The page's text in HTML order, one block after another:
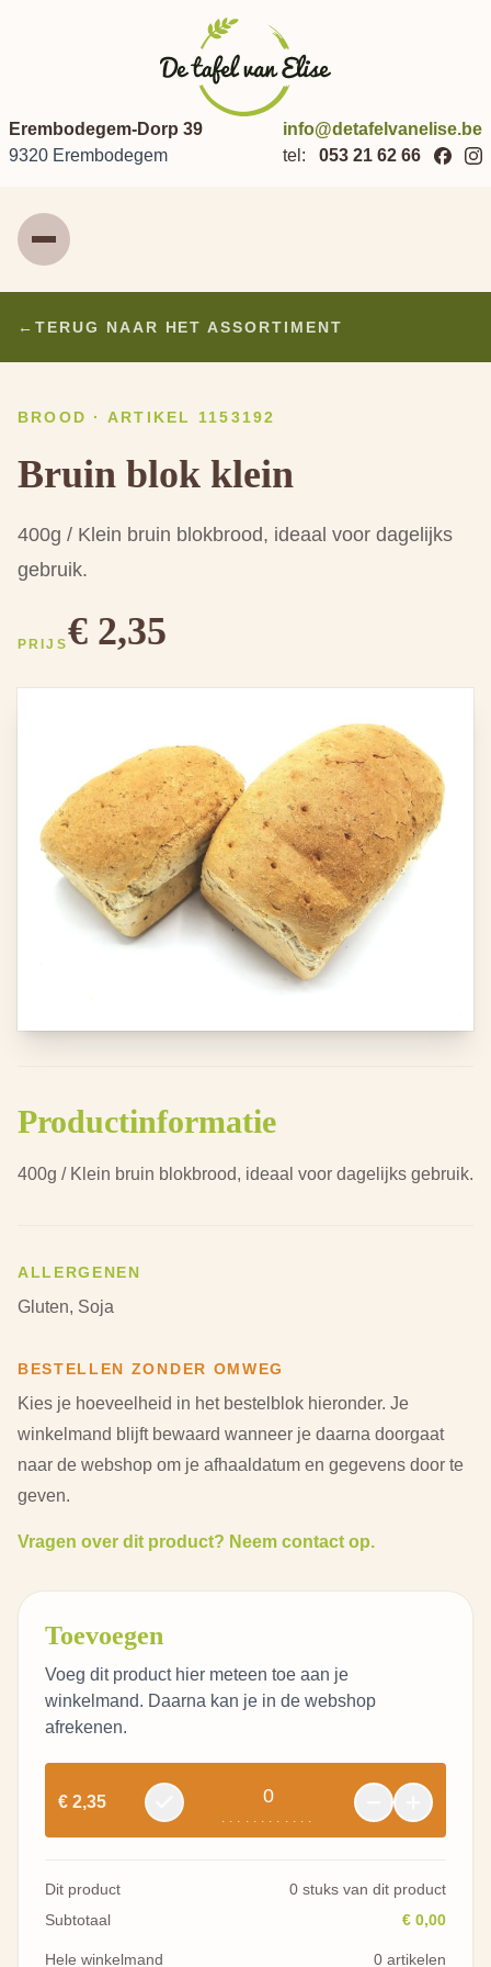
Erembodegem-Dorp 39
9320 Erembodegem
info@detafelvanelise.be
tel:
053 21 62 66
Menu
← TERUG NAAR HET ASSORTIMENT
BROOD · ARTIKEL 1153192
Bruin blok klein
400g / Klein bruin blokbrood, ideaal voor dagelijks
gebruik.
PRIJS€ 2,35
Productinformatie
400g / Klein bruin blokbrood, ideaal voor dagelijks gebruik.
ALLERGENEN
Gluten, Soja
BESTELLEN ZONDER OMWEG
Kies je hoeveelheid in het bestelblok hieronder. Je
winkelmand blijft bewaard wanneer je daarna doorgaat
naar de webshop om je afhaaldatum en gegevens door te
geven.
Vragen over dit product? Neem contact op.
Toevoegen
Voeg dit product hier meteen toe aan je
winkelmand. Daarna kan je in de webshop
afrekenen.
€ 2,35 0
............
Dit product
0 stuks van dit product
Subtotaal
€ 0,00
Hele winkelmand 0 artikelen